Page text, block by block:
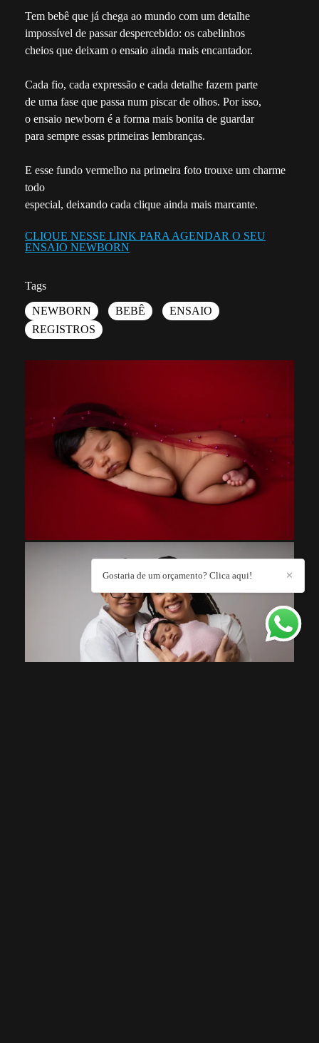
Tem bebê que já chega ao mundo com um detalhe
impossível de passar despercebido: os cabelinhos
cheios que deixam o ensaio ainda mais encantador.
Cada fio, cada expressão e cada detalhe fazem parte
de uma fase que passa num piscar de olhos. Por isso,
o ensaio newborn é a forma mais bonita de guardar
para sempre essas primeiras lembranças.
E esse fundo vermelho na primeira foto trouxe um charme
todo
especial, deixando cada clique ainda mais marcante.
CLIQUE NESSE LINK PARA AGENDAR O SEU
ENSAIO NEWBORN
Tags
NEWBORN BEBÊ
ENSAIO
REGISTROS
✕
Gostaria de um orçamento? Clica aqui!